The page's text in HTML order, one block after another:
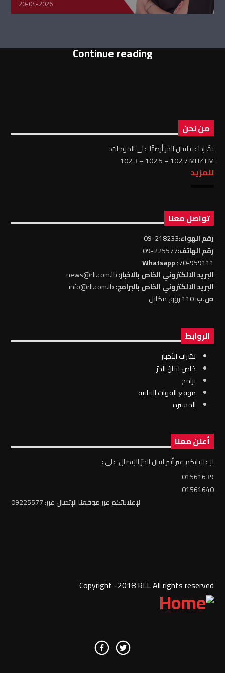
20-04-2026
Continue reading
من نحن
بثّ إذاعة لبنان الحر أرضيًّا على الموجات:
102.3 – 102.5 – 102.7 MHZ FM
للمزيد
تواصل معنا
رقم الهواء:218233-09
رقم الهاتف:225577-09
70-959111
: Whatsapp
البريد الالكتروني الخاص بالاخبار: news@rll.com.lb
البريد الالكتروني الخاص بالبرامج: info@rll.com.lb
ص.ب: 110 زوق مكايل
الروابط
نشرات الأخبار
خاص لبنان الحرّ
برامج
موقع القوات البنانية
المسيرة
أعلن معنا
لإعلاناتكم عبر أثير لبنان الحرّ الإتصال على :
01561639
01561640
لإعلاناتكم عبر موقعنا الإتصال عبر: 09225577
Copyright -2018 RLL All rights reserved